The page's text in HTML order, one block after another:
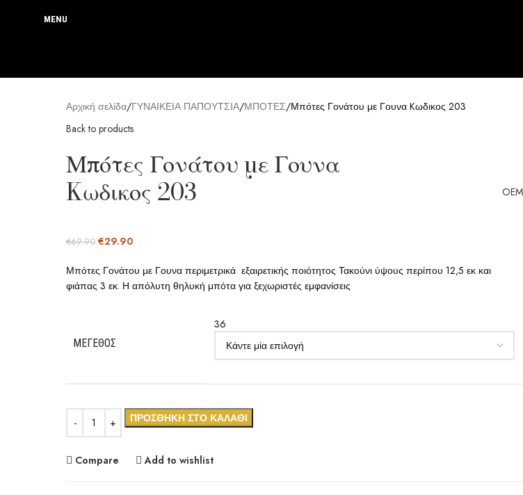
MENU
Αρχική σελίδα ΓΥΝΑΙΚΕΙΑ ΠΑΠΟΥΤΣΙΑ ΜΠΟΤΕΣ Μπότες Γονάτου με Γουνα Kωδικος 203
Back to products
Μπότες Γονάτου με Γουνα
Kωδικος 203 OEM
€69.90 €29.90
Μπότες Γονάτου με Γουνα περιμετρικά εξαιρετικής ποιότητος Τακούνι ύψους περίπου 12,5 εκ και
φιάπας 3 εκ. Η απόλυτη θηλυκή μπότα για ξεχωριστές εμφανίσεις
ΜΈΓΕΘΟΣ
36
ΠΡΟΣΘΉΚΗ ΣΤΟ ΚΑΛΆΘΙ
Compare Add to wishlist